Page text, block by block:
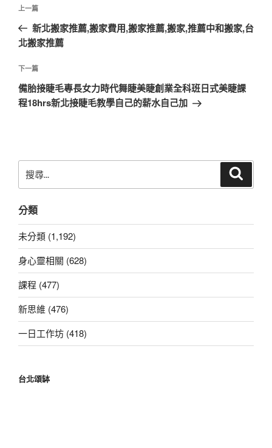
導
覽
上
一
篇
章
上一篇
新北搬家推薦,搬家費用,搬家推薦,搬家,推薦中和搬家,台
北搬家推薦
下
一
篇
下一篇
備胎接睫毛專長女力時代舞睫美睫創業全科班日式美睫課
程18hrs新北接睫毛教學自己的薪水自己加
尋
鍵
字:
分類
未分類 (1,192)
身心靈相關 (628)
課程 (477)
新思維 (476)
一日工作坊 (418)
台北頌缽